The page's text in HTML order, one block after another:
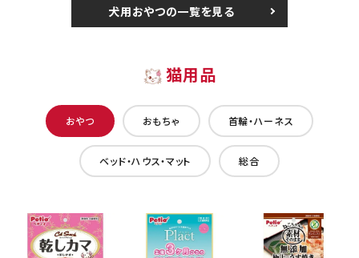
犬用おやつの一覧を見る
猫用品
おやつ おもちゃ 首輪・ハーネス
ベッド・ハウス・マット 総合